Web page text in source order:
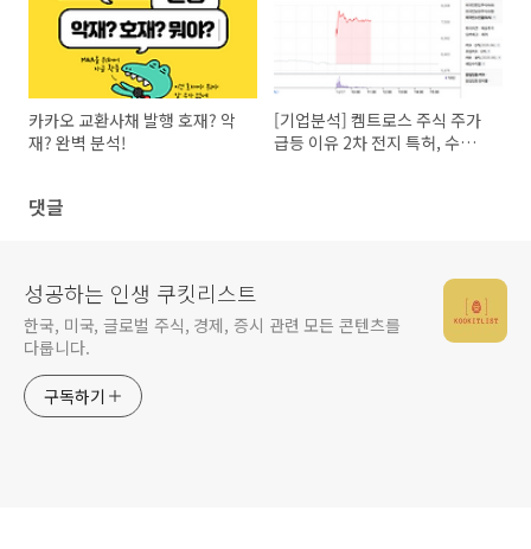
카카오 교환사채 발행 호재? 악
재? 완벽 분석!
[기업분석] 켐트로스 주식 주가
급등 이유 2차 전지 특허, 수소차
댓글
성공하는 인생 쿠킷리스트
한국, 미국, 글로벌 주식, 경제, 증시 관련 모든 콘텐츠를
다룹니다.
구독하기